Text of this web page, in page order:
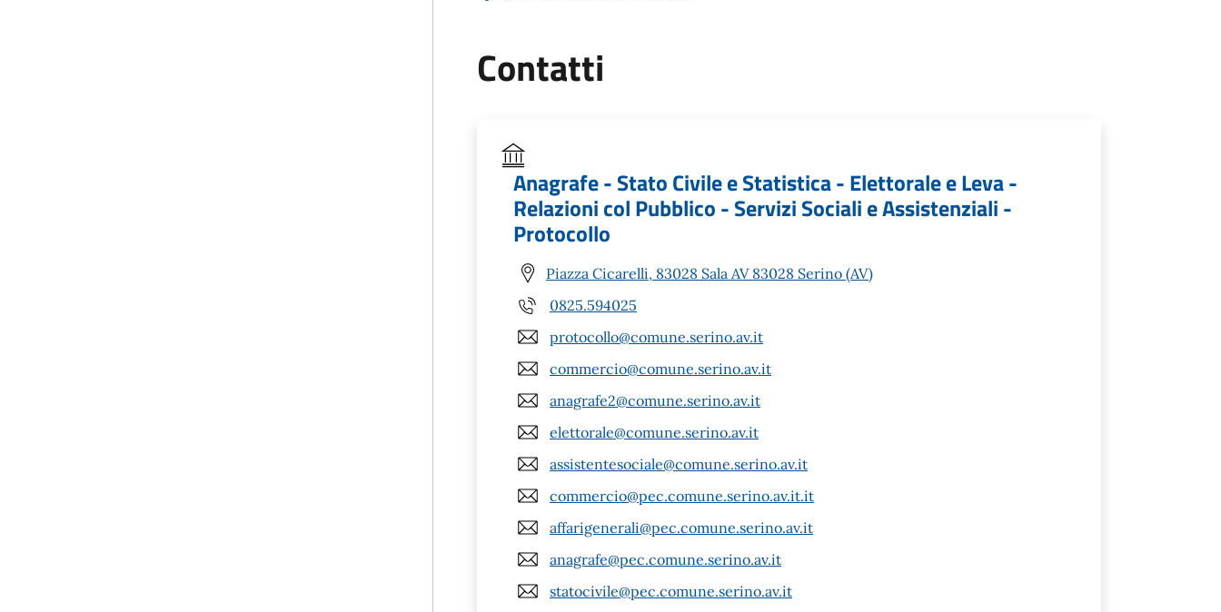
Contatti
Anagrafe - Stato Civile e Statistica - Elettorale e Leva -
Relazioni col Pubblico - Servizi Sociali e Assistenziali -
Protocollo
Piazza Cicarelli, 83028 Sala AV 83028 Serino (AV)
0825.594025
protocollo@comune.serino.av.it
commercio@comune.serino.av.it
anagrafe2@comune.serino.av.it
elettorale@comune.serino.av.it
assistentesociale@comune.serino.av.it
commercio@pec.comune.serino.av.it.it
affarigenerali@pec.comune.serino.av.it
anagrafe@pec.comune.serino.av.it
statocivile@pec.comune.serino.av.it